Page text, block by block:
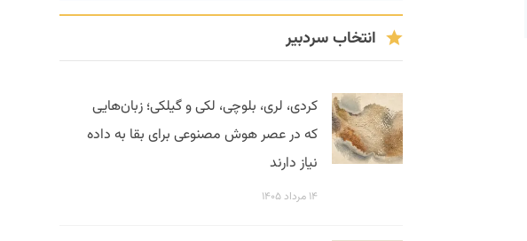
انتخاب سردبیر
کردی، لری، بلوچی، لکی و گیلکی؛ زبان‌هایی
که در عصر هوش مصنوعی برای بقا به داده
نیاز دارند
۱۴ مرداد ۱۴۰۵